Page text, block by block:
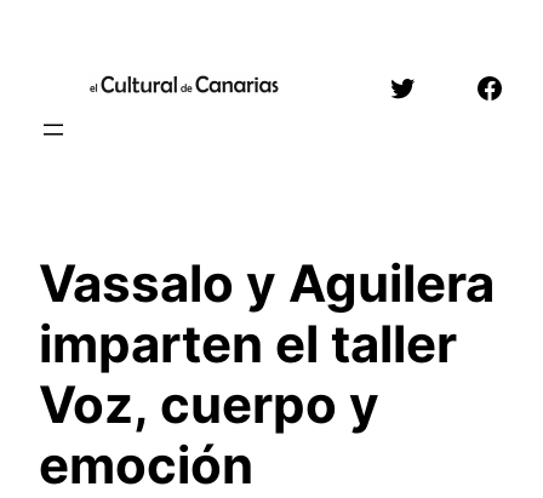
contenido
Twitter
Vassalo y Aguilera
imparten el taller
Voz, cuerpo y
emoción